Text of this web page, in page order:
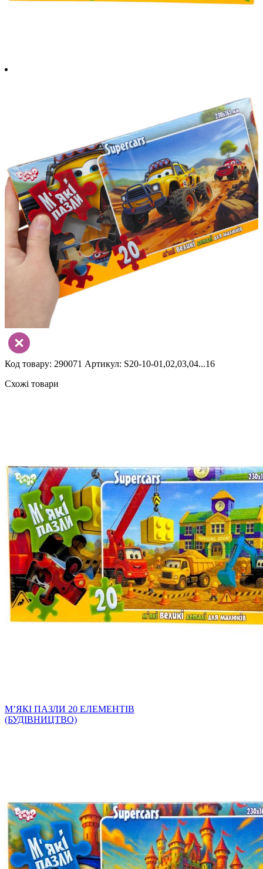
Код товару: 290071 Артикул: S20-10-01,02,03,04...16
Схожі товари
МʼЯКІ ПАЗЛИ 20 ЕЛЕМЕНТІВ
(БУДІВНИЦТВО)